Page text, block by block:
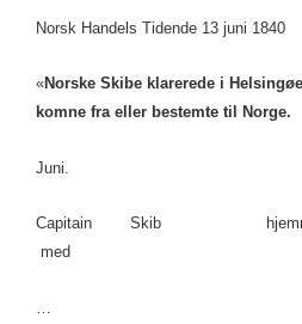
Norsk Handels Tidende 13 juni 1840
«Norske Skibe klarerede i
komne fra eller bestemte til Norge.
Juni.
Capitain Skib
med